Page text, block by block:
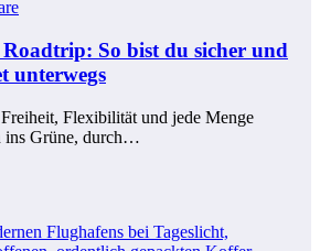
So bist du sicher und
unterwegs
Flexibilität und jede Menge
ins Grüne, durch…